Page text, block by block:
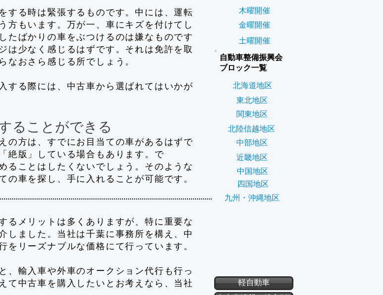
する時は緊張するものです。中には、運転
方もいます。万が一、車にキズを付けてし
たばかりの車をぶつけるのは嫌なものです
は少なく感じるはずです。それは免許を取
なおさら感じる所でしょう。
する際には、中古車から選ばれてはいかが
ることができる
の方は、すでにお目当ての車があるはずで
絶版」している場合もあります。で
ることはしたくないでしょう。そのような
の車を探し、手に入れることが可能です。
るメリットは多くありますが、特に重要な
しました。当社は千葉に事務所を構え、中
をリーズナブルな価格にて行っています。
、輸入車や外車のオークション代行も行っ
て中古車を購入したいとお考えなら、当社
軽自動車
自動車整備振興会
ブロック一覧
北海道地区
東北地区
関東地区
北陸信越地区
中部地区
近畿地区
中国地区
四国地区
九州・沖縄地区
木曜開催
金曜開催
土曜開催